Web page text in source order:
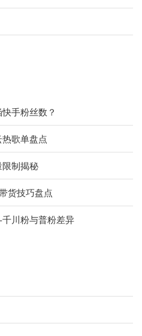
手粉丝数？
歌单盘点
制揭秘
货技巧盘点
川粉与普粉差异